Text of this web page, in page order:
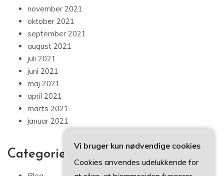
november 2021
oktober 2021
september 2021
august 2021
juli 2021
juni 2021
maj 2021
april 2021
marts 2021
januar 2021
Categories
Vi bruger kun nødvendige cookies
Cookies anvendes udelukkende for